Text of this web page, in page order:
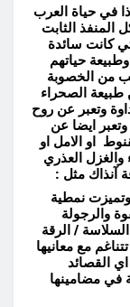
في حياة العرب
المنفذ الثابت
كانت سائدة
حياتهم
من الخصوبة
طبيعة الصحراء
وتعبر عن روح
وتعبر ايضا عن
او الامل او
والغزل العذري
آنذاك مثل :
نمطية
والرجولة
/ الرقة
مع معانيها
القصائد
في مضامينها